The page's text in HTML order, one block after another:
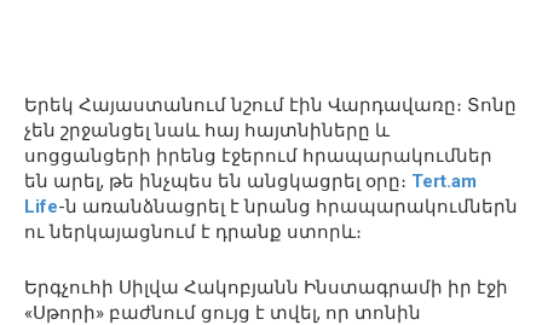
Երեկ Հայաստանում նշում էին Վարդավառը։ Տոնը
չեն շրջանցել նաև հայ հայտնիները և
սոցցանցերի իրենց էջերում հրապարակումներ
են արել, թե ինչպես են անցկացրել օրը։ Tert.am
Life-ն առանձնացրել է նրանց հրապարակումներն
ու ներկայացնում է դրանք ստորև։
Երգչուհի Սիլվա Հակոբյանն Ինստագրամի իր էջի
«Սթորի» բաժնում ցույց է տվել, որ տոնին